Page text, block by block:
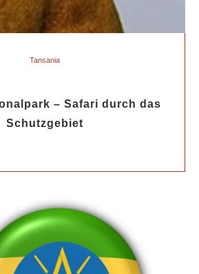
Tansania
– Safari durch das
Schutzgebiet